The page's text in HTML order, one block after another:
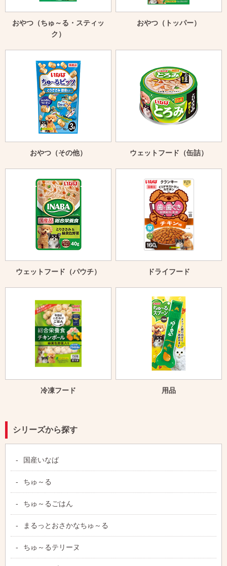
おやつ（ちゅ～る・スティッ
ク）
おやつ（トッパー）
おやつ（その他） ウェットフード（缶詰）
ウェットフード（パウチ） ドライフード
冷凍フード 用品
シリーズから探す
国産いなば
ちゅ～る
ちゅ～るごはん
まるっとおさかなちゅ～る
ちゅ～るテリーヌ